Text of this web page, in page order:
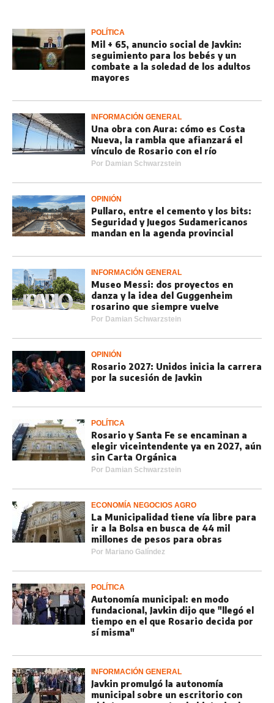
POLÍTICA
Mil + 65, anuncio social de Javkin:
seguimiento para los bebés y un
combate a la soledad de los adultos
mayores
INFORMACIÓN GENERAL
Una obra con Aura: cómo es Costa
Nueva, la rambla que afianzará el
vínculo de Rosario con el río
Por Damian Schwarzstein
OPINIÓN
Pullaro, entre el cemento y los bits:
Seguridad y Juegos Sudamericanos
mandan en la agenda provincial
INFORMACIÓN GENERAL
Museo Messi: dos proyectos en
danza y la idea del Guggenheim
rosarino que siempre vuelve
Por Damian Schwarzstein
OPINIÓN
Rosario 2027: Unidos inicia la carrera
por la sucesión de Javkin
POLÍTICA
Rosario y Santa Fe se encaminan a
elegir viceintendente ya en 2027, aún
sin Carta Orgánica
Por Damian Schwarzstein
ECONOMÍA NEGOCIOS AGRO
La Municipalidad tiene vía libre para
ir a la Bolsa en busca de 44 mil
millones de pesos para obras
Por Mariano Galíndez
POLÍTICA
Autonomía municipal: en modo
fundacional, Javkin dijo que "llegó el
tiempo en el que Rosario decida por
sí misma"
INFORMACIÓN GENERAL
Javkin promulgó la autonomía
municipal sobre un escritorio con